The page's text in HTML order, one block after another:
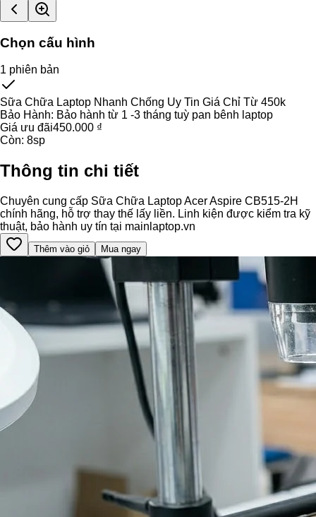
Chọn cấu hình
1 phiên bản
Sữa Chữa Laptop Nhanh Chống Uy Tin Giá Chỉ Từ 450k
Bảo Hành: Bảo hành từ 1 -3 tháng tuỳ pan bênh laptop
Giá ưu đãi450.000 ₫
Còn: 8sp
Thông tin chi tiết
Chuyên cung cấp Sữa Chữa Laptop Acer Aspire CB515-2H
chính hãng, hỗ trợ thay thế lấy liền. Linh kiện được kiểm tra kỹ
thuật, bảo hành uy tín tại mainlaptop.vn
Thêm vào giỏ Mua ngay